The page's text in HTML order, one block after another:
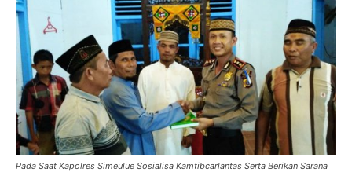
Pada Saat Kapolres Simeulue Sosialisa Kamtibcarlantas Serta Berikan Sarana